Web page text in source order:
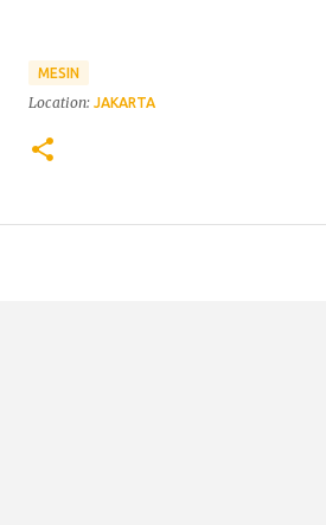
MESIN
Location: JAKARTA